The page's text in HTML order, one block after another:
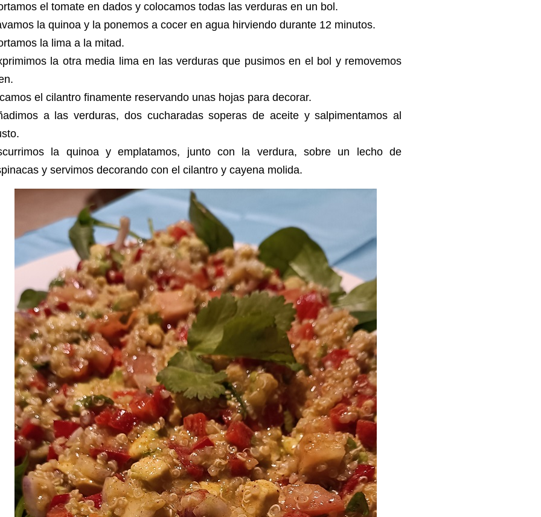
el tomate en dados y colocamos todas las verduras en un bol.
la quinoa y la ponemos a cocer en agua hirviendo durante 12 minutos.
la lima a la mitad.
la otra media lima en las verduras que pusimos en el bol y removemos
el cilantro finamente reservando unas hojas para decorar.
a las verduras, dos cucharadas soperas de aceite y salpimentamos al
la quinoa y emplatamos, junto con la verdura, sobre un lecho de
y servimos decorando con el cilantro y cayena molida.